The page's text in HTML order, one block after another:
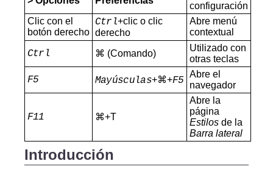
configuración
Clic con el
botón derecho
Ctrl+clic o clic
derecho
Abre menú
contextual
Ctrl ⌘ (Comando)
Utilizado con
otras teclas
F5 Mayúsculas+⌘+F5
Abre el
navegador
F11 ⌘+T
Abre la
página
Estilosde la
Barra lateral
Introducción